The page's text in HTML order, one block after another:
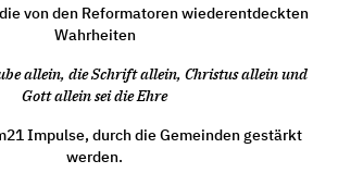
von den Reformatoren wiederentdeckten
Wahrheiten
allein, die Schrift allein, Christus allein und
Gott allein sei die Ehre
Impulse, durch die Gemeinden gestärkt
werden.